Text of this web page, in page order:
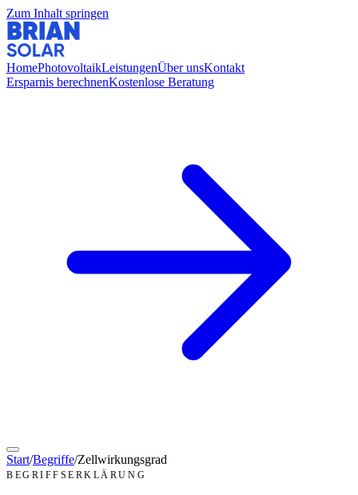
Zum Inhalt springen
HomePhotovoltaikLeistungenÜber unsKontakt
Ersparnis berechnenKostenlose Beratung
Start/Begriffe/Zellwirkungsgrad
BEGRIFFSERKLÄRUNG